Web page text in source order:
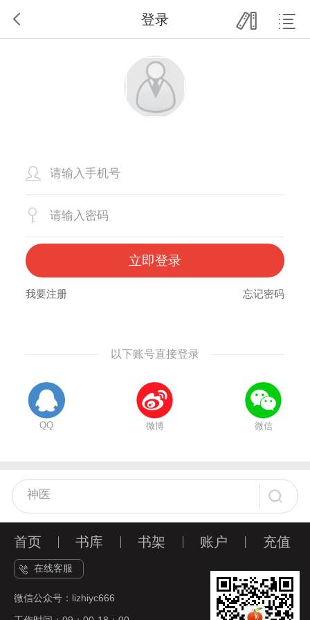
登录
立即登录
我要注册 忘记密码
以下账号直接登录
QQ 微博 微信
首页 书库 书架 账户 充值
在线客服
微信公众号：lizhiyc666